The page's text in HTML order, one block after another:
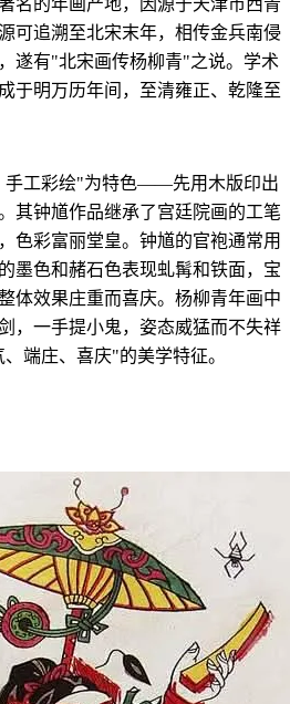
可追溯至北宋末年，相传金兵南侵
遂有"北宋画传杨柳青"之说。学术
于明万历年间，至清雍正、乾隆至
手工彩绘"为特色——先用木版印出
其钟馗作品继承了宫廷院画的工笔
色彩富丽堂皇。钟馗的官袍通常用
墨色和赭石色表现虬髯和铁面，宝
体效果庄重而喜庆。杨柳青年画中
，一手提小鬼，姿态威猛而不失祥
端庄、喜庆"的美学特征。